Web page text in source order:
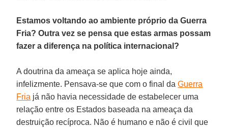
Estamos voltando ao ambiente próprio da Guerra
Fria? Outra vez se pensa que estas armas possam
fazer a diferença na política internacional?
A doutrina da ameaça se aplica hoje ainda,
infelizmente. Pensava-se que com o final daGuerra
Fria já não havia necessidade de estabelecer uma
relação entre os Estados baseada na ameaça da
destruição recíproca. Não é humano e não é civil que